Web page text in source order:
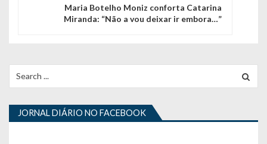
ã
o
d
Maria Botelho Moniz conforta Catarina
Miranda: “Não a vou deixar ir embora…”
for:
JORNAL DIÁRIO NO FACEBOOK